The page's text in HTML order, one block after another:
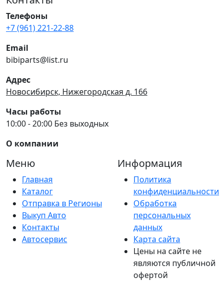
Телефоны
+7 (961) 221-22-88
Email
bibiparts@list.ru
Адрес
Новосибирск, Нижегородская д. 166
Часы работы
10:00 - 20:00 Без выходных
О компании
Меню
Главная
Каталог
Отправка в Регионы
Выкуп Авто
Контакты
Автосервис
Информация
Политика
конфиденциальности
Обработка
персональных
данных
Карта сайта
Цены на сайте не
являются публичной
офертой